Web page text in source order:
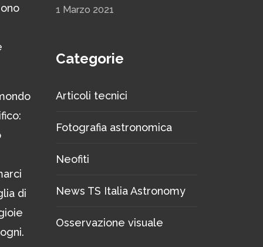
di
1 Marzo 2021
Categorie
Articoli tecnici
Fotografia astronomica
Neofiti
News TS Italia Astronomy
Osservazione visuale